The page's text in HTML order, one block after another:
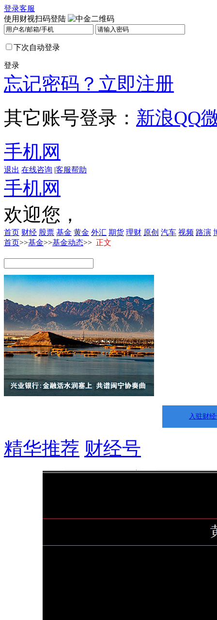
登录客服
使用财视扫码登陆
下次自动登录
登录
忘记密码？ 立即注册
其它账号登录： 新浪QQ
手机网
退出 在线咨询 |客服帮助
手机网
欢迎您，
首页 财经 股票 基金 黄金 外汇 期货 理财 原创 汽车 视频 路演
首页>>基金>>基金动态>> 正文
入驻财
精华推荐 财经号